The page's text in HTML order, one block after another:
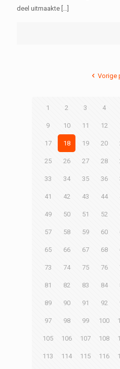
deel uitmaakte
Vorige
1 2 3 4
9 10 11 12
17 18 19 20
25 26 27 28
33 34 35 36
41 42 43 44
49 50 51 52
57 58 59 60
65 66 67 68
73 74 75 76
81 82 83 84
89 90 91 92
97 98 99 100
105 106 107 108
113 114 115 116